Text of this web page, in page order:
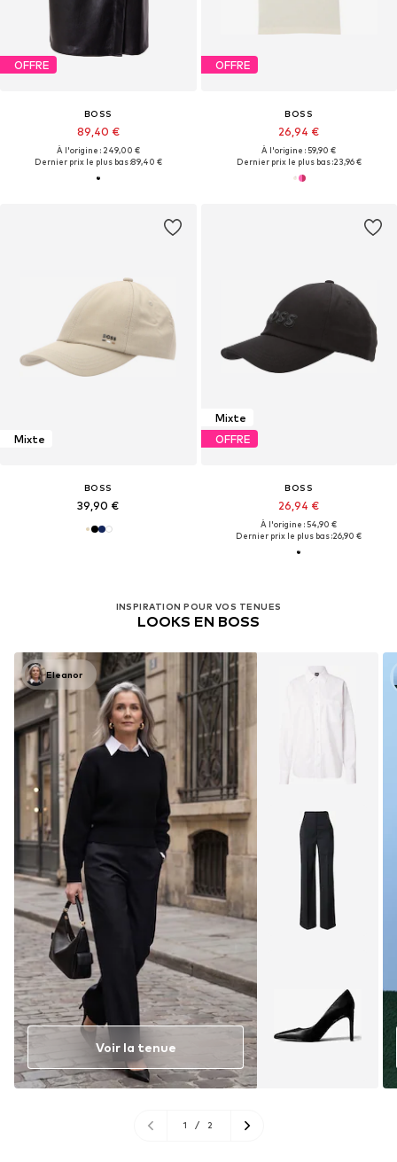
OFFRE
BOSS
89,40 €
À l'origine : 249,00 €
Dernier prix le plus bas :89,40 €
OFFRE
BOSS
26,94 €
À l'origine : 59,90 €
Dernier prix le plus bas :23,96 €
Mixte
BOSS
39,90 €
Mixte
OFFRE
BOSS
26,94 €
À l'origine : 54,90 €
Dernier prix le plus bas :26,90 €
INSPIRATION POUR VOS TENUES
LOOKS EN BOSS
Eleanor
Voir la tenue
1 / 2